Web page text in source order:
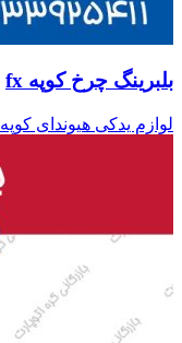
بلبرینگ چرخ کوپه fx
لوازم یدکی هیوندای کوپه fx